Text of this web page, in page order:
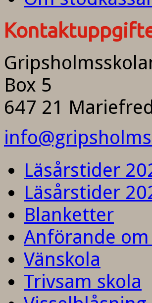
Box 5
647 21
Läsårstider
Läsårstider
Blanketter
Anförande
Vänskola
Trivsam skola